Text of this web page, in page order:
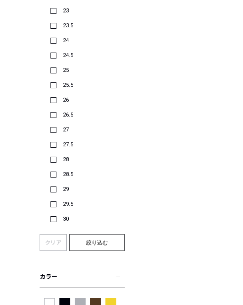
23
23.5
24
24.5
25
25.5
26
26.5
27
27.5
28
28.5
29
29.5
30
クリア 絞り込む
カラー